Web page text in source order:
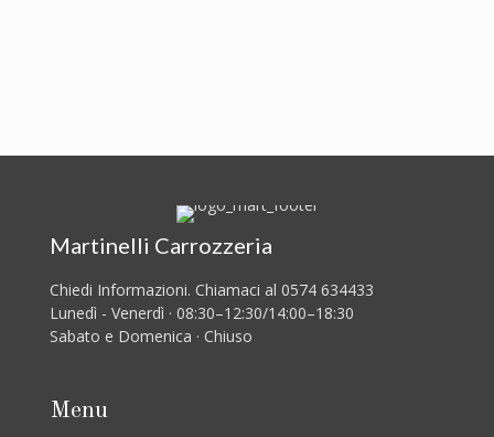
Martinelli Carrozzeria
Chiedi Informazioni. Chiamaci al 0574 634433
Lunedì - Venerdì · 08:30–12:30/14:00–18:30
Sabato e Domenica · Chiuso
Menu